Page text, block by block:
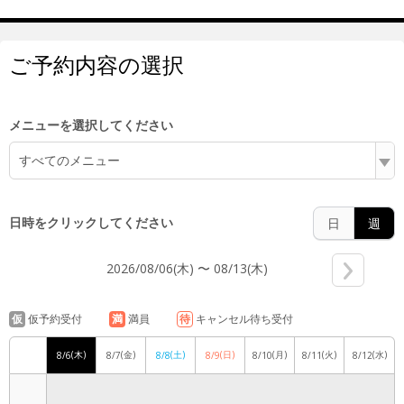
ご予約内容の選択
メニューを選択してください
すべてのメニュー
日時をクリックしてください 日 週
2026/08/06(木) 〜 08/13(木)
仮 仮予約受付 満 満員 待 キャンセル待ち受付
8/6(木) 8/7(金) 8/8(土) 8/9(日) 8/10(月) 8/11(火) 8/12(水)
10:00